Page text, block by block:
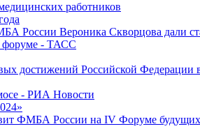
работников
России Вероника Скворцова дали
форуме - ТАСС
достижений Российской Федерации
- РИА Новости
ФМБА России на IV Форуме